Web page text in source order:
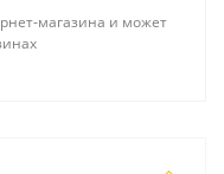
магазина и может